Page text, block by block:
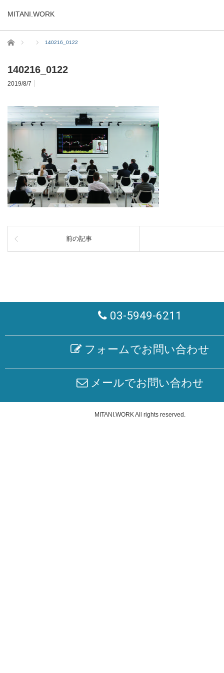
MITANI.WORK
ホーム 140216_0122
140216_0122
2019/8/7
前の記事
03-5949-6211
フォームでお問い合わせ
メールでお問い合わせ
MITANI.WORKAll rights reserved.